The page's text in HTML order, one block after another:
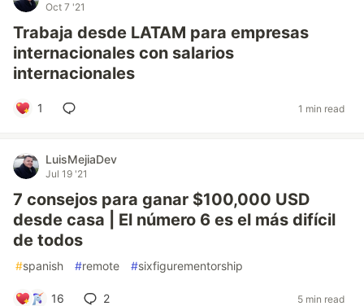
Oct 7 '21
Trabaja desde LATAM para empresas
internacionales con salarios
internacionales
1 1 min read
LuisMejiaDev
Jul 19 '21
7 consejos para ganar $100,000 USD
desde casa | El número 6 es el más difícil
de todos
#spanish #remote #sixfigurementorship
16 2 5 min read